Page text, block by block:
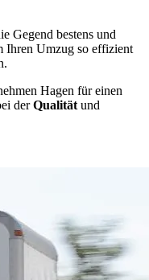
Gegend bestens und
Ihren Umzug so effizient
Hagen für einen
derQualität und